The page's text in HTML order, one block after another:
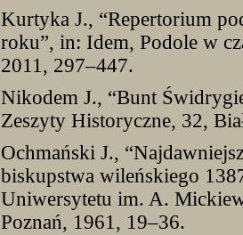
Kurtyka J., “Repertorium
roku”, in: Idem, Podole w
2011, 297–447.
Nikodem J., “Bunt
Zeszyty Historyczne, 32,
Ochmański J.,
biskupstwa wileńskiego
Uniwersytetu im. A.
Poznań, 1961, 19–36.